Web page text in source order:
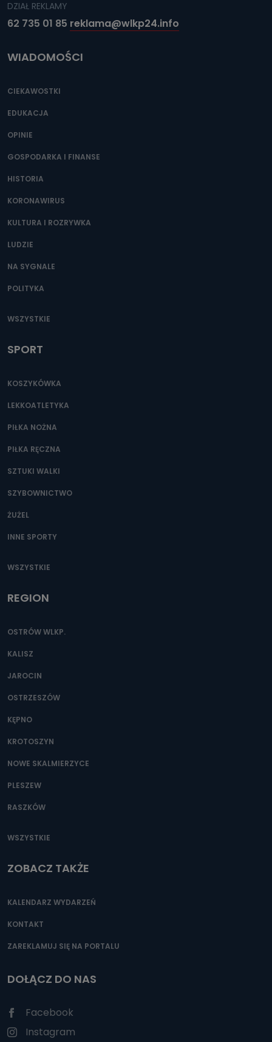
DZIAŁ REKLAMY
62 735 01 85 reklama@wlkp24.info
WIADOMOŚCI
CIEKAWOSTKI
EDUKACJA
OPINIE
GOSPODARKA I FINANSE
HISTORIA
KORONAWIRUS
KULTURA I ROZRYWKA
LUDZIE
NA SYGNALE
POLITYKA
WSZYSTKIE
SPORT
KOSZYKÓWKA
LEKKOATLETYKA
PIŁKA NOŻNA
PIŁKA RĘCZNA
SZTUKI WALKI
SZYBOWNICTWO
ŻUŻEL
INNE SPORTY
WSZYSTKIE
REGION
OSTRÓW WLKP.
KALISZ
JAROCIN
OSTRZESZÓW
KĘPNO
KROTOSZYN
NOWE SKALMIERZYCE
PLESZEW
RASZKÓW
WSZYSTKIE
ZOBACZ TAKŻE
KALENDARZ WYDARZEŃ
KONTAKT
ZAREKLAMUJ SIĘ NA PORTALU
DOŁĄCZ DO NAS
Facebook
Instagram